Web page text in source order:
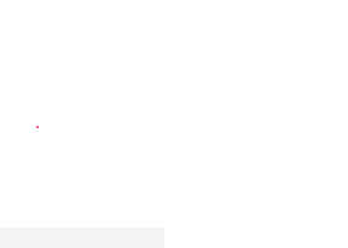
Créer une alerte